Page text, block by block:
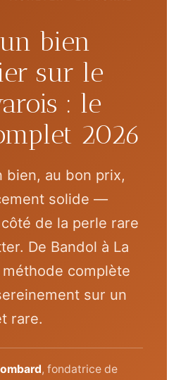
bien
sur le
: le
2026
bien, au bon prix,
solide —
de la perle rare
De Bandol à La
complète
sur un
rare.
, fondatrice de